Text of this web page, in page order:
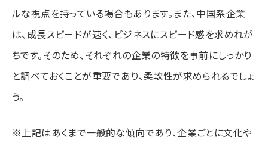
ルな視点を持っている場合もあります。また、中国系企業
は、成長スピードが速く、ビジネスにスピード感を求めれが
ちです。そのため、それぞれの企業の特徴を事前にしっかり
と調べておくことが重要であり、柔軟性が求められるでしょ
う。
※上記はあくまで一般的な傾向であり、企業ごとに文化や